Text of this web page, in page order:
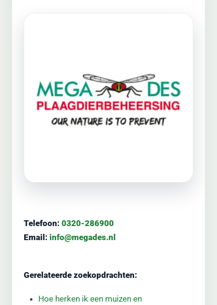
Telefoon: 0320-286900
Email: info@megades.nl
Gerelateerde zoekopdrachten:
Hoe herken ik een muizen en